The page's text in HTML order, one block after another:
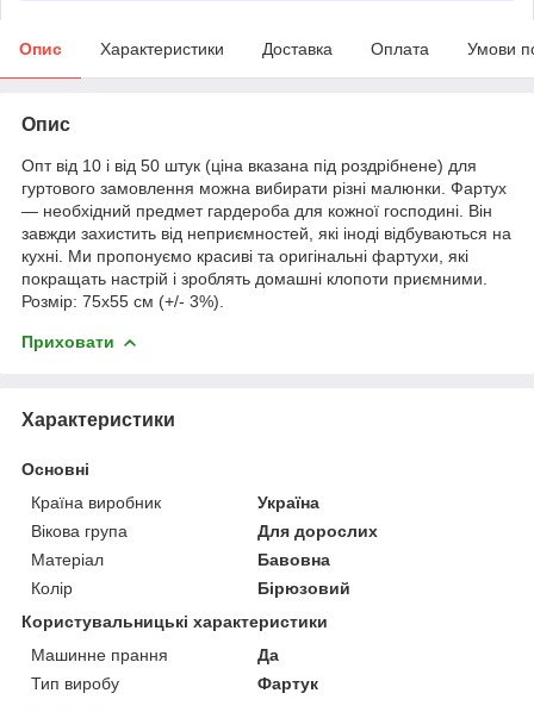
Опис Характеристики Доставка Оплата Умови
Опис
Опт від 10 і від 50 штук (ціна вказана під роздрібнене) для
гуртового замовлення можна вибирати різні малюнки. Фартух
— необхідний предмет гардероба для кожної господині. Він
завжди захистить від неприємностей, які іноді відбуваються на
кухні. Ми пропонуємо красиві та оригінальні фартухи, які
покращать настрій і зроблять домашні клопоти приємними.
Розмір: 75х55 см (+/- 3%).
Приховати
Характеристики
Основні
Країна виробник
Україна
Вікова група
Для дорослих
Матеріал
Бавовна
Колір
Бірюзовий
Користувальницькі характеристики
Машинне прання
Да
Тип виробу
Фартук